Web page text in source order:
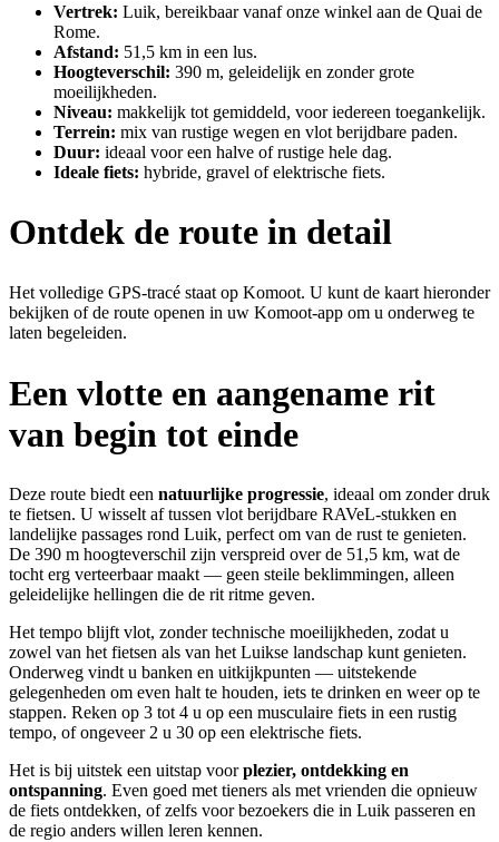
Vertrek: Luik, bereikbaar vanaf onze winkel aan de Quai de
Rome.
Afstand: 51,5 km in een lus.
Hoogteverschil: 390 m, geleidelijk en zonder grote
moeilijkheden.
Niveau: makkelijk tot gemiddeld, voor iedereen toegankelijk.
Terrein: mix van rustige wegen en vlot berijdbare paden.
Duur: ideaal voor een halve of rustige hele dag.
Ideale fiets: hybride, gravel of elektrische fiets.
Ontdek de route in detail
Het volledige GPS-tracé staat op Komoot. U kunt de kaart hieronder
bekijken of de route openen in uw Komoot-app om u onderweg te
laten begeleiden.
Een vlotte en aangename rit
van begin tot einde
Deze route biedt een natuurlijke progressie, ideaal om zonder druk
te fietsen. U wisselt af tussen vlot berijdbare RAVeL-stukken en
landelijke passages rond Luik, perfect om van de rust te genieten.
De 390 m hoogteverschil zijn verspreid over de 51,5 km, wat de
tocht erg verteerbaar maakt — geen steile beklimmingen, alleen
geleidelijke hellingen die de rit ritme geven.
Het tempo blijft vlot, zonder technische moeilijkheden, zodat u
zowel van het fietsen als van het Luikse landschap kunt genieten.
Onderweg vindt u banken en uitkijkpunten — uitstekende
gelegenheden om even halt te houden, iets te drinken en weer op te
stappen. Reken op 3 tot 4 u op een musculaire fiets in een rustig
tempo, of ongeveer 2 u 30 op een elektrische fiets.
Het is bij uitstek een uitstap voorplezier, ontdekking en
ontspanning. Even goed met tieners als met vrienden die opnieuw
de fiets ontdekken, of zelfs voor bezoekers die in Luik passeren en
de regio anders willen leren kennen.